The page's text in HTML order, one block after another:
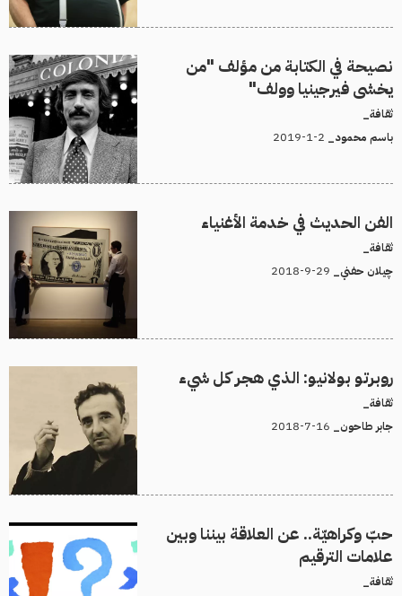
نصيحة في الكتابة من مؤلف "من
يخشى فيرجينيا وولف"
ثقافة_
باسم محمود_
الفن الحديث في خدمة الأغنياء
ثقافة_
چيلان حفني_
روبرتو بولانيو: الذي هجر كل شيء
ثقافة_
جابر طاحون_
حبّ وكراهيّة.. عن العلاقة بيننا وبين
علامات الترقيم
ثقافة_